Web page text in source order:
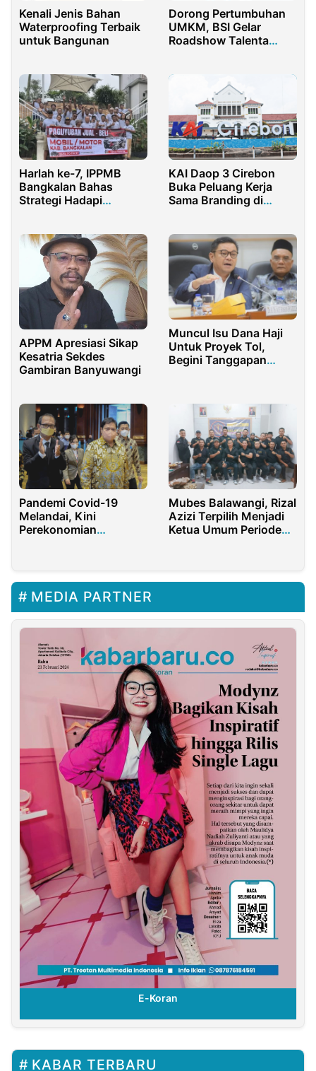
Kenali Jenis Bahan
Waterproofing Terbaik
untuk Bangunan
Dorong Pertumbuhan
UMKM, BSI Gelar
Roadshow Talenta
Harlah ke-7, IPPMB
Bangkalan Bahas
Strategi Hadapi
KAI Daop 3 Cirebon
Buka Peluang Kerja
Sama Branding di
APPM Apresiasi Sikap
Kesatria Sekdes
Gambiran Banyuwangi
Muncul Isu Dana Haji
Untuk Proyek Tol,
Begini Tanggapan
Pandemi Covid-19
Melandai, Kini
Perekonomian
Mubes Balawangi, Rizal
Azizi Terpilih Menjadi
Ketua Umum Periode
MEDIA PARTNER
E-Koran
KABAR TERBARU